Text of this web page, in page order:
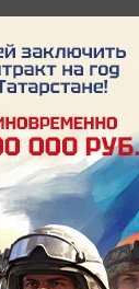
в
нашканал